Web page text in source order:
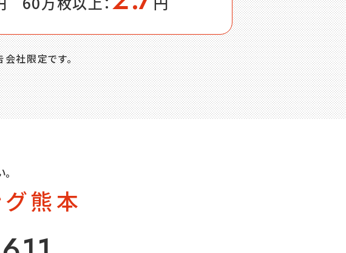
社限定です。
熊本